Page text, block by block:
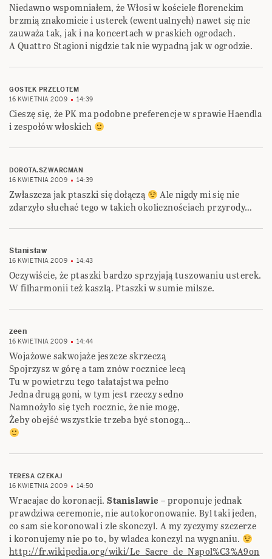
Niedawno wspomniałem, że Włosi w kościele florenckim
brzmią znakomicie i usterek (ewentualnych) nawet się nie
zauważa tak, jak i na koncertach w praskich ogrodach.
A Quattro Stagioni nigdzie tak nie wypadną jak w ogrodzie.
GOSTEK PRZELOTEM
16 KWIETNIA 2009
14:39
Cieszę się, że PK ma podobne preferencje w sprawie Haendla
i zespołów włoskich
DOROTA.SZWARCMAN
16 KWIETNIA 2009
14:39
Zwłaszcza jak ptaszki się dołączą
Ale nigdy mi się nie
zdarzyło słuchać tego w takich okolicznościach przyrody…
Stanisław
16 KWIETNIA 2009 14:43
Oczywiście, że ptaszki bardzo sprzyjają tuszowaniu usterek.
W filharmonii też kaszlą. Ptaszki w sumie milsze.
zeen
16 KWIETNIA 2009 14:44
Wojażowe sakwojaże jeszcze skrzeczą
Spojrzysz w górę a tam znów rocznice lecą
Tu w powietrzu tego tałatajstwa pełno
Jedna drugą goni, w tym jest rzeczy sedno
Namnożyło się tych rocznic, że nie mogę,
Żeby obejść wszystkie trzeba być stonogą…
TERESA CZEKAJ
16 KWIETNIA 2009
14:50
Wracajac do koronacji.Stanislawie– proponuje jednak
prawdziwa ceremonie, nie autokoronowanie. Byl taki jeden,
co sam sie koronowal i zle skonczyl. A my zyczymy szczerze
i koronujemy nie po to, by wladca konczyl na wygnaniu.
http://fr.wikipedia.org/wiki/Le_Sacre_de_Napol%C3%A9on